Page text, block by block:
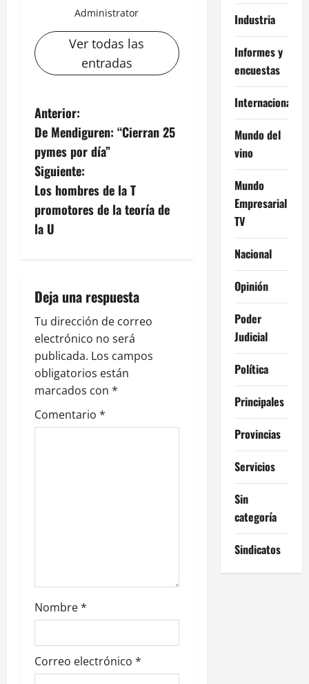
Administrator
Ver todas las
entradas
N
a
v
e
g
c
i
ó
n
d
e
a
d
a
s
Anterior:
De Mendiguren: “Cierran 25
pymes por día”
Siguiente:
Los hombres de la T
promotores de la teoría de
la U
Deja una respuesta
Tu dirección de correo
electrónico no será
publicada. Los campos
obligatorios están
marcados con *
Comentario *
Nombre*
Correo electrónico *
Industria
Informes y
encuestas
Internacional
Mundo del
vino
Mundo
Empresarial
TV
Nacional
Opinión
Poder
Judicial
Política
Principales
Provincias
Servicios
Sin
categoría
Sindicatos